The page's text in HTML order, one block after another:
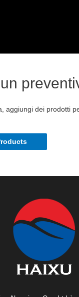
aggiungi dei prodotti